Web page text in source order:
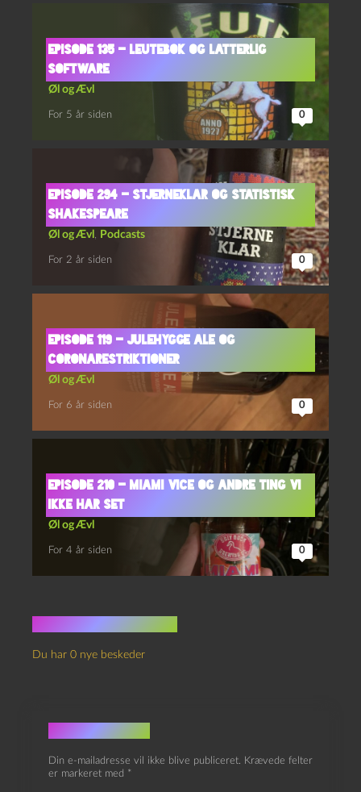
Episode 135 – Leutebok og Latterlig
Software
Øl og Ævl
For 5 år siden 0
Episode 294 – Stjerneklar og Statistisk
Shakespeare
Øl og Ævl , Podcasts
For 2 år siden 0
Episode 119 – Julehygge Ale og
Coronarestriktioner
Øl og Ævl
For 6 år siden 0
Episode 210 – Miami Vice og Andre Ting Vi
Ikke Har Set
Øl og Ævl
For 4 år siden 0
Du har 0 nye beskeder
Skriv et svar
Din e-mailadresse vil ikke blive publiceret. Krævede felter
er markeret med *